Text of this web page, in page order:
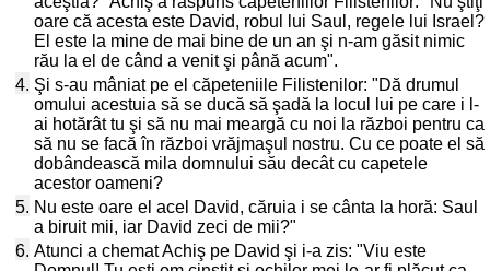
oare că acesta este David, robul lui Saul, regele lui Israel?
El este la mine de mai bine de un an şi n-am găsit nimic
rău la el de când a venit şi până acum".
4. Şi s-au mâniat pe el căpeteniile Filistenilor: "Dă drumul
omului acestuia să se ducă să şadă la locul lui pe care i l-
ai hotărât tu şi să nu mai meargă cu noi la război pentru ca
să nu se facă în război vrăjmaşul nostru. Cu ce poate el să
dobândească mila domnului său decât cu capetele
acestor oameni?
5. Nu este oare el acel David, căruia i se cânta la horă: Saul
a biruit mii, iar David zeci de mii?"
6. Atunci a chemat Achiş pe David şi i-a zis: "Viu este